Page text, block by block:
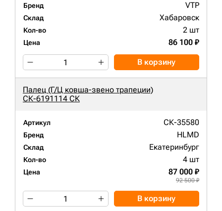
Бренд VTP
Склад Хабаровск
Кол-во 2 шт
Цена 86 100 ₽
В корзину
Палец (Г/Ц ковша-звено трапеции)
СК-6191114 СК
Артикул СК-35580
Бренд HLMD
Склад Екатеринбург
Кол-во 4 шт
Цена 87 000 ₽
92 500 ₽
В корзину